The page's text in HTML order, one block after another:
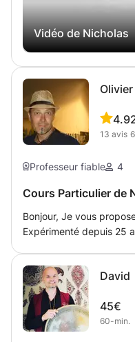
Vidéo de Nicholas
Olivier
4.9
13 avis
Professeur fiable 4
Cours Particulier de
Bonjour, Je vous propose des cours de natation.
Expérimenté depuis 25
anglais ou espagnol. Diplômé du BEESAN, du DEJEPS
mention natation course
d'Hatha Yoga : je suis disposé à travailler avec tous les
niveaux de l'aquaphobie
David
45€
60-min.